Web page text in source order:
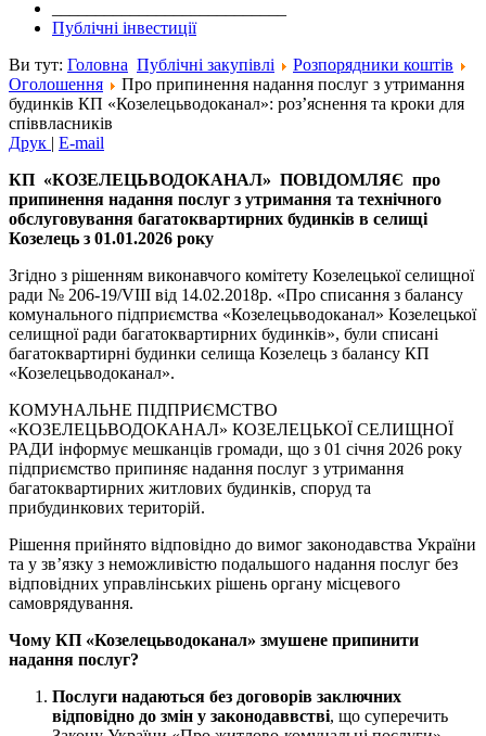
Публічні інвестиції
Ви тут: Головна Публічні закупівлі
Розпорядники коштів
Оголошення
Про припинення надання послуг з утримання
будинків КП «Козелецьводоканал»: роз’яснення та кроки для
співвласників
Друк | E-mail
КП «КОЗЕЛЕЦЬВОДОКАНАЛ» ПОВІДОМЛЯЄ про
припинення надання послуг з утримання та технічного
обслуговування багатоквартирних будинків в селищі
Козелець з 01.01.2026 року
Згідно з рішенням виконавчого комітету Козелецької селищної
ради № 206-19/VIII від 14.02.2018р. «Про списання з балансу
комунального підприємства «Козелецьводоканал» Козелецької
селищної ради багатоквартирних будинків», були списані
багатоквартирні будинки селища Козелець з балансу КП
«Козелецьводоканал».
КОМУНАЛЬНЕ ПІДПРИЄМСТВО
«КОЗЕЛЕЦЬВОДОКАНАЛ» КОЗЕЛЕЦЬКОЇ СЕЛИЩНОЇ
РАДИ інформує мешканців громади, що з 01 січня 2026 року
підприємство припиняє надання послуг з утримання
багатоквартирних житлових будинків, споруд та
прибудинкових територій.
Рішення прийнято відповідно до вимог законодавства України
та у зв’язку з неможливістю подальшого надання послуг без
відповідних управлінських рішень органу місцевого
самоврядування.
Чому КП «Козелецьводоканал» змушене припинити
надання послуг?
Послуги надаються без договорів заключних
відповідно до змін у законодаввстві, що суперечить